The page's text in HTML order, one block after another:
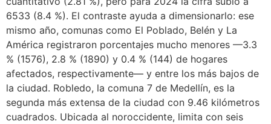
6533 (8.4 %). El contraste ayuda a dimensionarlo: ese
mismo año, comunas como El Poblado, Belén y La
América registraron porcentajes mucho menores —3.3
% (1576), 2.8 % (1890) y 0.4 % (144) de hogares
afectados, respectivamente— y entre los más bajos de
la ciudad. Robledo, la comuna 7 de Medellín, es la
segunda más extensa de la ciudad con 9.46 kilómetros
cuadrados. Ubicada al noroccidente, limita con seis